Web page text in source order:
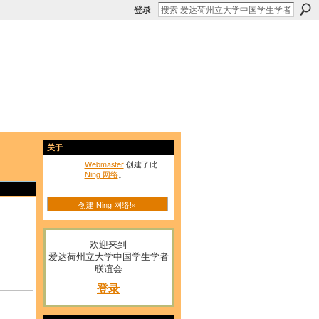
登录
关于
Webmaster创建了此
Ning 网络。
创建 Ning 网络!»
欢迎来到
爱达荷州立大学中国学生学者
联谊会
登录